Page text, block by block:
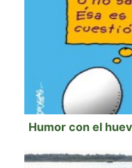
Humor con el